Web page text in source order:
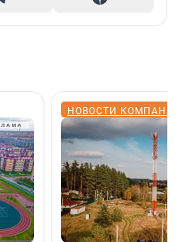
НОВОСТИ